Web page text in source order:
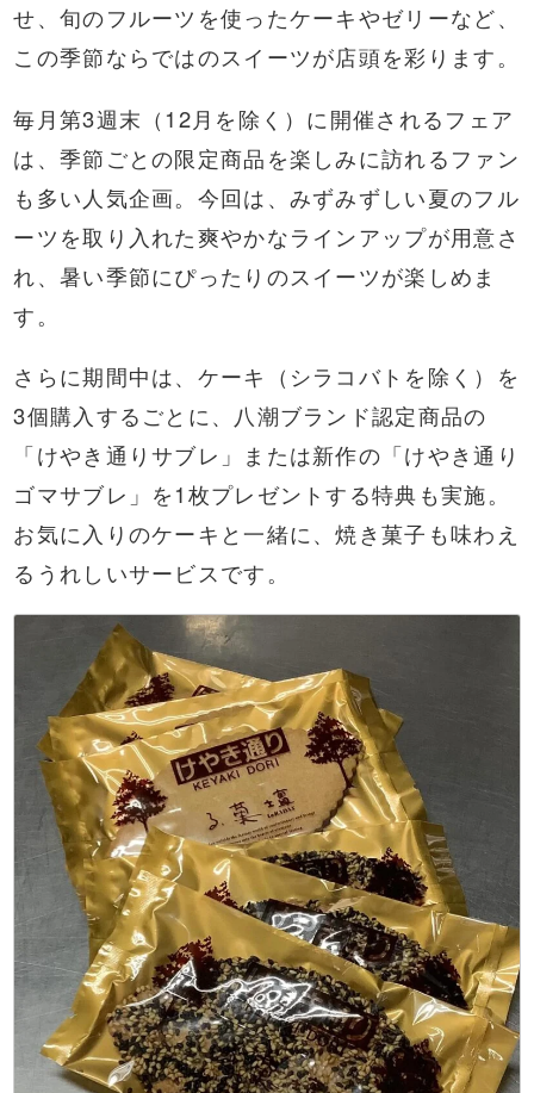
せ、旬のフルーツを使ったケーキやゼリーなど、
この季節ならではのスイーツが店頭を彩ります。
毎月第3週末（12月を除く）に開催されるフェア
は、季節ごとの限定商品を楽しみに訪れるファン
も多い人気企画。今回は、みずみずしい夏のフル
ーツを取り入れた爽やかなラインアップが用意さ
れ、暑い季節にぴったりのスイーツが楽しめま
す。
さらに期間中は、ケーキ（シラコバトを除く）を
3個購入するごとに、八潮ブランド認定商品の
「けやき通りサブレ」または新作の「けやき通り
ゴマサブレ」を1枚プレゼントする特典も実施。
お気に入りのケーキと一緒に、焼き菓子も味わえ
るうれしいサービスです。